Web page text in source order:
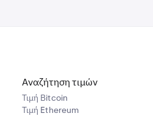
Αναζήτηση τιμών
Τιμή Βitcoin
Τιμή Ethereum